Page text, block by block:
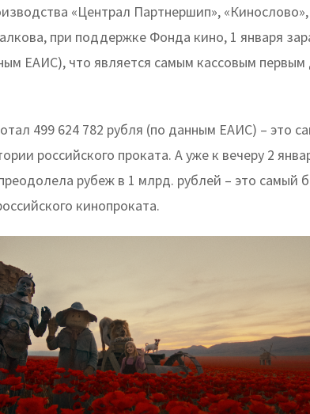
«Централ Партнершип», «Кинослово»,
при поддержке Фонда кино, 1 января
ЕАИС), что является самым кассовым
499 624 782 рубля (по данным ЕАИС) – это
российского проката. А уже к вечеру 2
рубеж в 1 млрд. рублей – это самый
кинопроката.